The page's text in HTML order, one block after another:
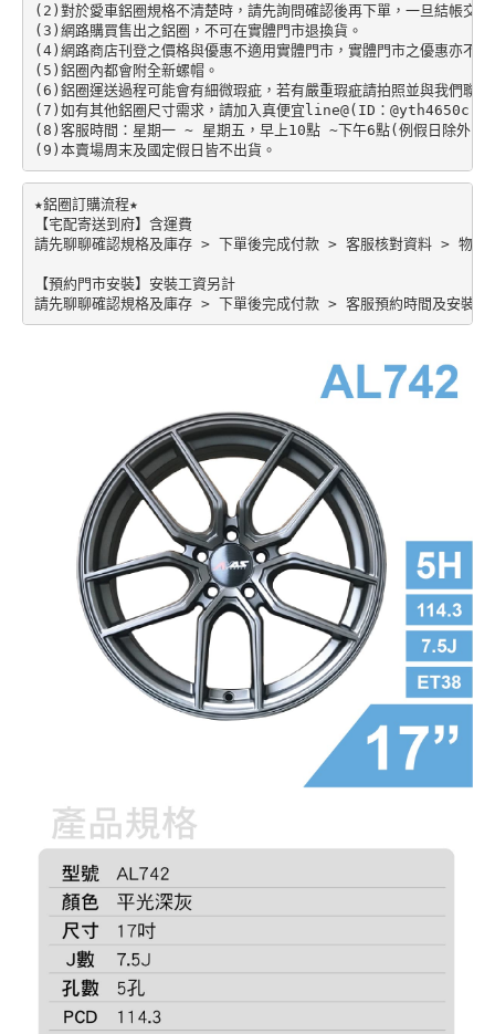
(2)對於愛車鋁圈規格不清楚時，請先詢問確認後再下單，一旦結帳交
(3)網路購買售出之鋁圈，不可在實體門市退換貨。
(4)網路商店刊登之價格與優惠不適用實體門市，實體門市之優惠亦不適
(5)鋁圈內都會附全新螺帽。
(6)鋁圈運送過程可能會有細微瑕疵，若有嚴重瑕疵請拍照並與我們聯絡
(7)如有其他鋁圈尺寸需求，請加入真便宜line@(ID：@yth4650c)。
(8)客服時間：星期一 ~ 星期五，早上10點 ~下午6點(例假日除外)。
★鋁圈訂購流程★
【宅配寄送到府】含運費
請先聊聊確認規格及庫存 > 下單後完成付款 > 客服核對資料 > 物流
【預約門市安裝】安裝工資另計